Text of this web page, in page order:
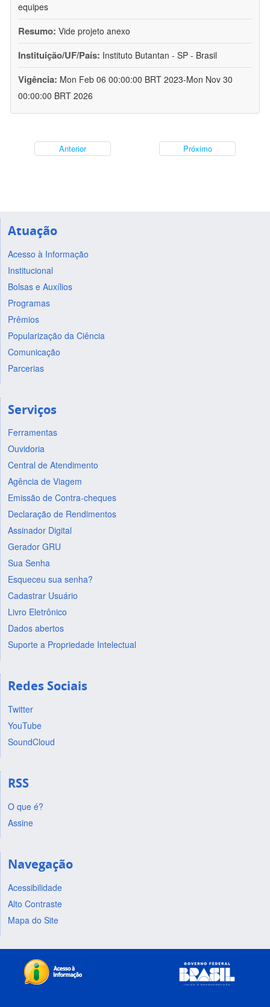
equipes
Resumo: Vide projeto anexo
Instituição/UF/País: Instituto Butantan - SP - Brasil
Vigência: Mon Feb 06 00:00:00 BRT 2023-Mon Nov 30
00:00:00 BRT 2026
Anterior Próximo
Atuação
Acesso à Informação
Institucional
Bolsas e Auxílios
Programas
Prêmios
Popularização da Ciência
Comunicação
Parcerias
Serviços
Ferramentas
Ouvidoria
Central de Atendimento
Agência de Viagem
Emissão de Contra-cheques
Declaração de Rendimentos
Assinador Digital
Gerador GRU
Sua Senha
Esqueceu sua senha?
Cadastrar Usuário
Livro Eletrônico
Dados abertos
Suporte a Propriedade Intelectual
Redes Sociais
Twitter
YouTube
SoundCloud
RSS
O que é?
Assine
Navegação
Acessibilidade
Alto Contraste
Mapa do Site